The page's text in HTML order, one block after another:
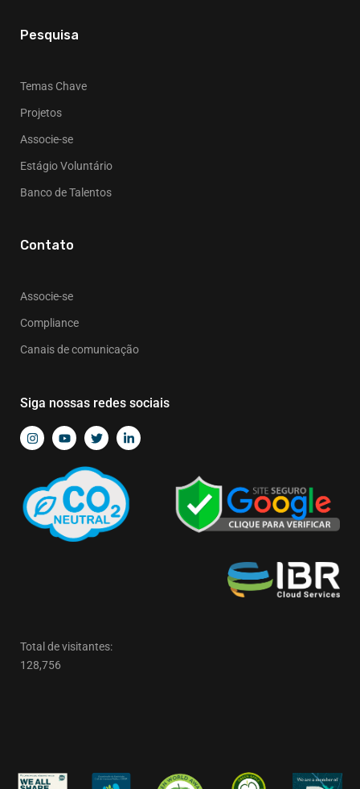
Pesquisa
Temas Chave
Projetos
Associe-se
Estágio Voluntário
Banco de Talentos
Contato
Associe-se
Compliance
Canais de comunicação
Siga nossas redes sociais
Total de visitantes:
128,756